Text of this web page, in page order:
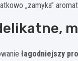
„zamyka”
łagodniejszy